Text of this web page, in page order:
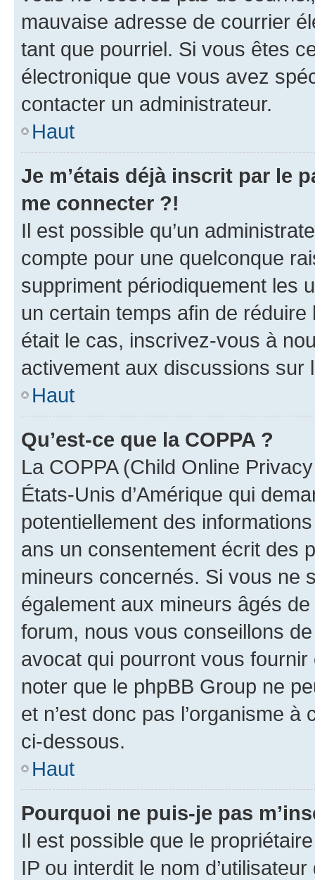
mauvaise adresse de courrier
tant que pourriel. Si vous êtes
électronique que vous avez
contacter un administrateur.
Haut
Je m’étais déjà inscrit par le
me connecter ?!
Il est possible qu’un
compte pour une quelconque
suppriment périodiquement les
un certain temps afin de
était le cas, inscrivez-vous à
activement aux discussions sur
Haut
Qu’est-ce que la COPPA ?
La COPPA (Child Online
États-Unis d’Amérique qui
potentiellement des
ans un consentement écrit des
mineurs concernés. Si vous ne
également aux mineurs âgés
forum, nous vous conseillons
avocat qui pourront vous
noter que le phpBB Group ne
et n’est donc pas l’organisme
ci-dessous.
Haut
Pourquoi ne puis-je pas
Il est possible que le
IP ou interdit le nom